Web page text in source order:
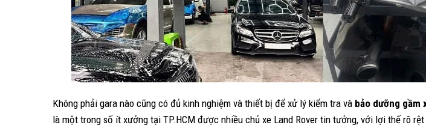
Không phải gara nào cũng có đủ kinh nghiệm và thiết bị để xử lý kiểm tra và bảo dưỡng gầm
là một trong số ít xưởng tại TP.HCM được nhiều chủ xe Land Rover tin tưởng, với lợi thế rõ rệt